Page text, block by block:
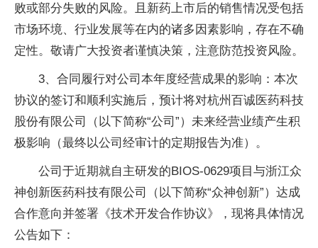
败或部分失败的风险。且新药上市后的销售情况受包括
市场环境、行业发展等在内的诸多因素影响，存在不确
定性。敬请广大投资者谨慎决策，注意防范投资风险。
3、合同履行对公司本年度经营成果的影响：本次
协议的签订和顺利实施后，预计将对杭州百诚医药科技
股份有限公司（以下简称“公司”）未来经营业绩产生积
极影响（最终以公司经审计的定期报告为准）。
公司于近期就自主研发的BIOS-0629项目与浙江众
神创新医药科技有限公司（以下简称“众神创新”）达成
合作意向并签署《技术开发合作协议》，现将具体情况
公告如下：